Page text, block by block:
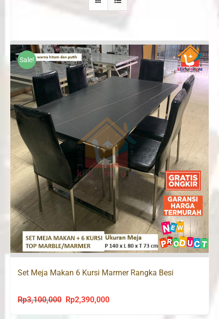
Sale!
Set Meja Makan 6 Kursi Marmer Rangka Besi
Rp3,100,000
Original
Rp2,390,000Current